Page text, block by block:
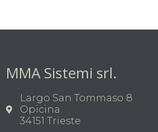
MMA Sistemi srl.
Largo San Tommaso 8
Opicina
34151 Trieste